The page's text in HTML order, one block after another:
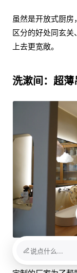
虽然是开放式厨房
区分的好处同玄
上去更宽敞。
洗漱间：超薄
说点什么...